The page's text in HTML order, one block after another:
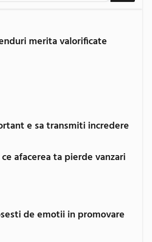
merita valorificate
e sa transmiti incredere
afacerea ta pierde vanzari
de emotii in promovare